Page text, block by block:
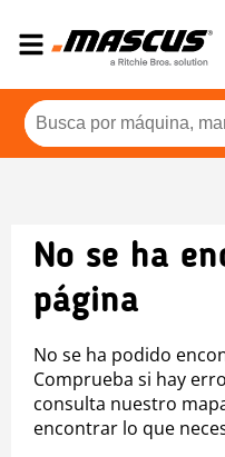
No se ha
página
No se ha podido
Comprueba si hay
consulta nuestro
encontrar lo que